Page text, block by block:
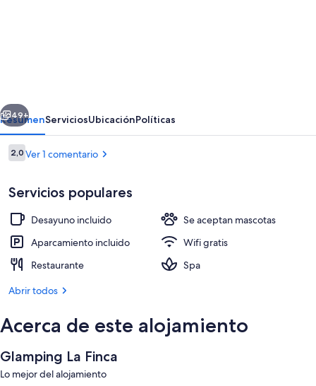
Tienda Confort | Bañera de
Siguiente
49+
ResumenServiciosUbicaciónPolíticas
Comentarios
2,02,0 de 10
Ver 1 comentario
Servicios populares
Desayuno incluido
Se aceptan mascotas
Aparcamiento incluido
Wifi gratis
Restaurante
Spa
Abrir todos
Acerca de este alojamiento
Glamping La Finca
Lo mejor del alojamiento